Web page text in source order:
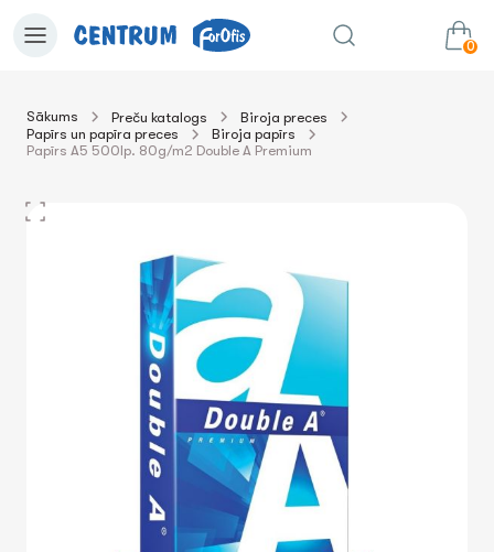
0
uz grozu
Sākums Preču katalogs
Biroja preces
Papīrs un papīra preces
Biroja papīrs
Papīrs A5 500lp. 80g/m2 Double A Premium